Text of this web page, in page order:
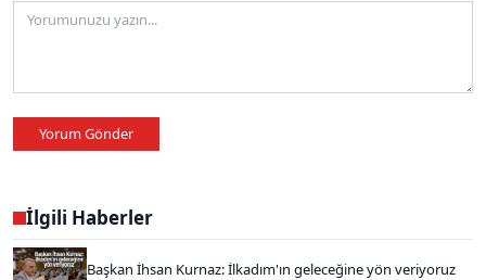
Yorum Gönder
İlgili Haberler
Başkan İhsan Kurnaz: İlkadım'ın geleceğine yön veriyoruz